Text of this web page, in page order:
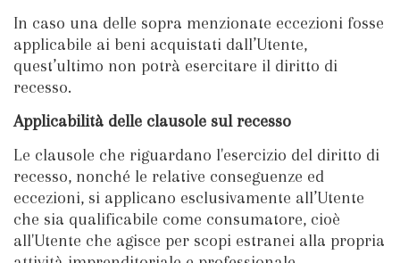
In caso una delle sopra menzionate eccezioni fosse
applicabile ai beni acquistati dall’Utente,
quest’ultimo non potrà esercitare il diritto di
recesso.
Applicabilità delle clausole sul recesso
Le clausole che riguardano l'esercizio del diritto di
recesso, nonché le relative conseguenze ed
eccezioni, si applicano esclusivamente all’Utente
che sia qualificabile come consumatore, cioè
all'Utente che agisce per scopi estranei alla propria